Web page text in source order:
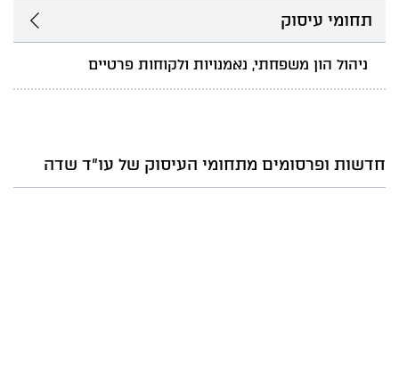
תחומי עיסוק
ניהול הון משפחתי, נאמנויות ולקוחות פרטיים
חדשות ופרסומים מתחומי העיסוק של עו"ד שדה